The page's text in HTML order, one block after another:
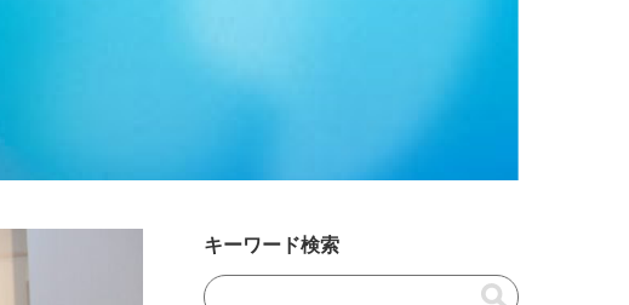
キーワード検索